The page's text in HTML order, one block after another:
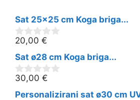
Sat 25x25 cm Koga briga...
0
o
d
5
20,00 €
Sat ø28 cm Koga briga...
0
o
d
30,00 €
Personalizirani sat ø30 cm